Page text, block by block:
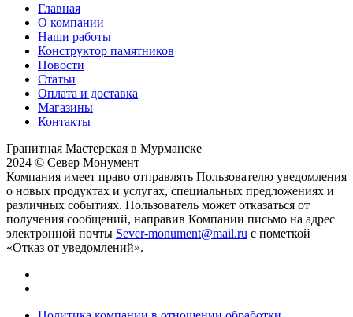
Главная
О компании
Наши работы
Конструктор памятников
Новости
Статьи
Оплата и доставка
Магазины
Контакты
Гранитная Мастерская в Мурманске
2024 © Север Монумент
Компания имеет право отправлять Пользователю уведомления
о новых продуктах и услугах, специальных предложениях и
различных событиях. Пользователь может отказаться от
получения сообщений, направив Компании письмо на адрес
электронной почты Sever-monument@mail.ru с пометкой
«Отказ от уведомлений».